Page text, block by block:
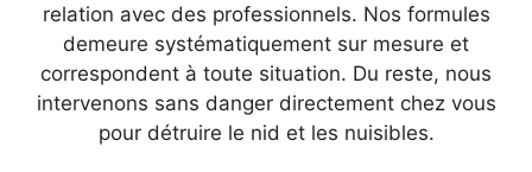
relation avec des professionnels. Nos formules
demeure systématiquement sur mesure et
correspondent à toute situation. Du reste, nous
intervenons sans danger directement chez vous
pour détruire le nid et les nuisibles.